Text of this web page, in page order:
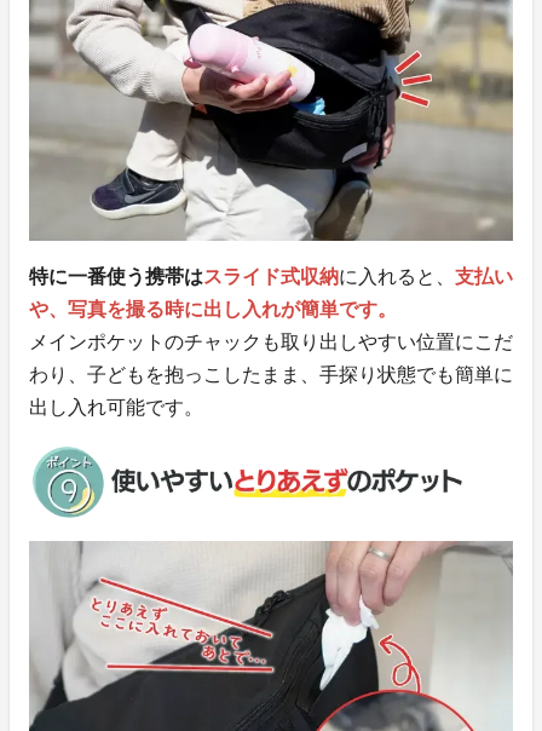
特に一番使う携帯はスライド式収納に入れると、 支払い
や、写真を撮る時に出し入れが簡単です。
メインポケットのチャックも取り出しやすい位置にこだ
わり、子どもを抱っこしたまま、手探り状態でも簡単に
出し入れ可能です。